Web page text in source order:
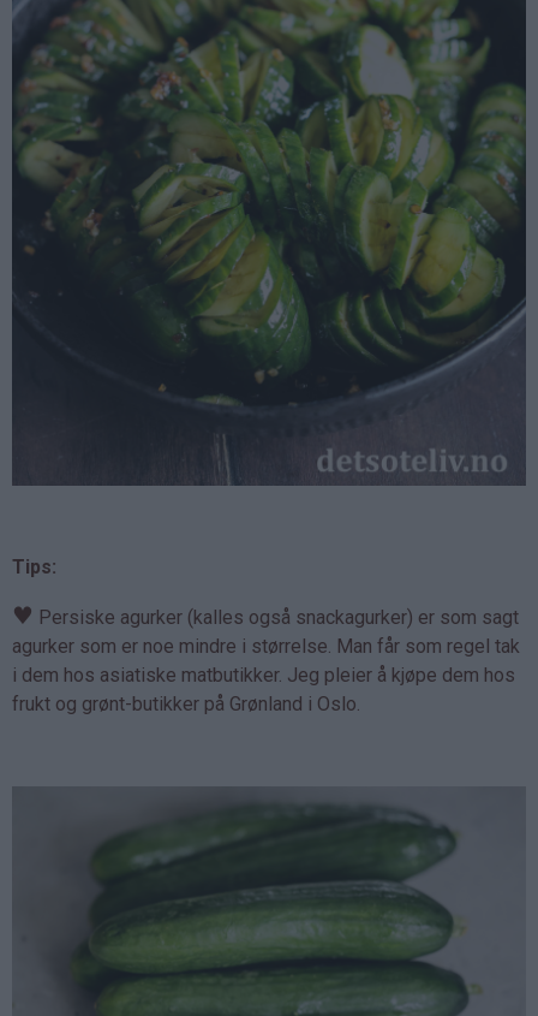
Tips:
♥ Persiske agurker (kalles også snackagurker) er som sagt
agurker som er noe mindre i størrelse. Man får som regel tak
i dem hos asiatiske matbutikker. Jeg pleier å kjøpe dem hos
frukt og grønt-butikker på Grønland i Oslo.